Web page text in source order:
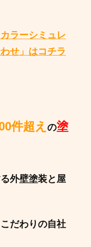
ラーシミュレ
せ」はコチラ
件超え の塗
外壁塗装と屋
だわりの自社